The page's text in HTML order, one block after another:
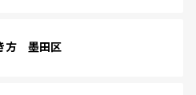
方 墨田区